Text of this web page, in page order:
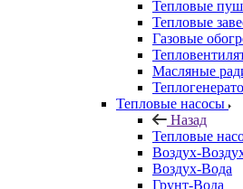
Тепловые
Тепловые
Газовые
Масляные
Тепловые насосы
Назад
Тепловые
Воздух-
Воздух-Вода
Грунт-Вода